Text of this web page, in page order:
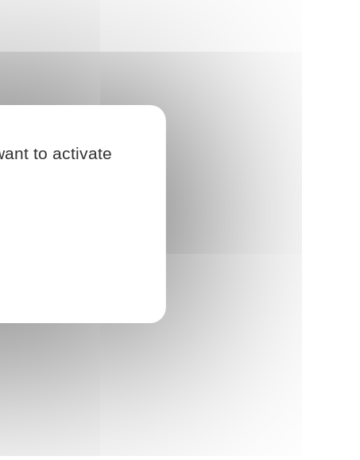
to activate